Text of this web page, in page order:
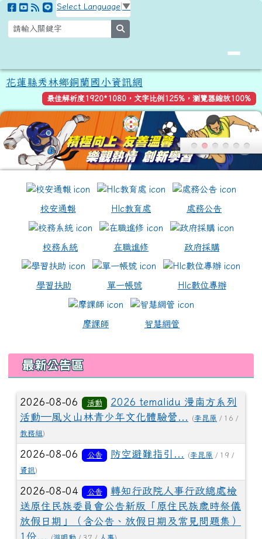
跳至主內容區
花蓮縣秀林鄉銅蘭國小資訊網
Select Language ▼
花蓮縣秀林鄉銅蘭國小資訊網
最佳解析度1920*1080，文字比例125%，瀏覽器縮放100%
校安通報 Hlc教育處 處務公告
校務系統 在職進修 政府採購
學習扶助 單一帳號 Hlc數位專辦
摩課師 智慧網管
最新公告區
2026-08-06 活動
2026 temalidu 漫南方系列
活動—風火山林青少年文化體驗營...
(李昆原 / 16 /
教務組)
2026-08-06 公告 防空避難指引... (李昆原 / 19 /
資訊)
2026-08-04 公告
轉知行政院人事行政總處檢
送原住民族委員會公告新版「原住民族歲時祭儀
放假日期」（含公告、放假日期及常見問題集）
1份...